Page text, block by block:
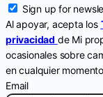
Sign up for
Al apoyar, acepta los
privacidad de Mi
ocasionales sobre
en cualquier
Email